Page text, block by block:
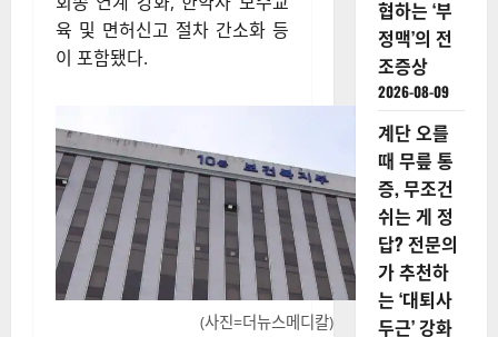
육 및 면허신고 절차 간소화 등
이 포함됐다.
(사진=더뉴스메디칼)
협하는 ‘부
정맥’의 전
조증상
2026-08-09
계단 오를
때 무릎 통
증, 무조건
쉬는 게 정
답? 전문의
가 추천하
는 ‘대퇴사
두근’ 강화